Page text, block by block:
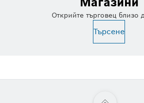
Открийте търговец близо
Търсене